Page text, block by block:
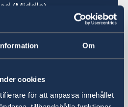
Om
cookies
för att anpassa innehållet
(Middle)
Road (utgång 1)
i Shanghai
(Middle)